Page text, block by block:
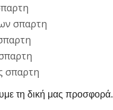
σπαρτη
σπαρτη
τη δική μας προσφορά.